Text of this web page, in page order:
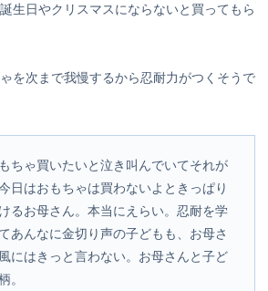
生日やクリスマスにならないと買ってもら
を次まで我慢するから忍耐力がつくそうで
ちゃ買いたいと泣き叫んでいてそれが
日はおもちゃは買わないよときっぱり
るお母さん。本当にえらい。忍耐を学
あんなに金切り声の子どもも、お母さ
にはきっと言わない。お母さんと子ど
。